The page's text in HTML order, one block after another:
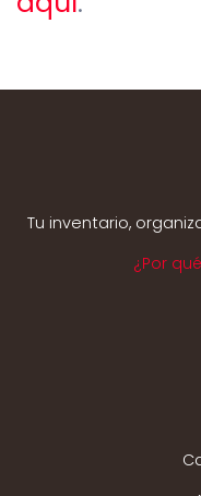
Tu inventario,
¿Por